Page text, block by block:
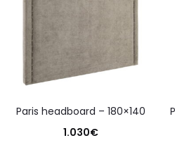
paris headboard – 180×140
1.030€